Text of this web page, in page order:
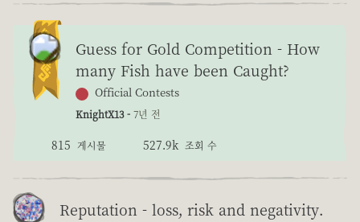
Guess for Gold Competition - How
many Fish have been Caught?
Official Contests
KnightX13 - 7년 전
815 게시물 527.9k 조회 수
Reputation - loss, risk and negativity.